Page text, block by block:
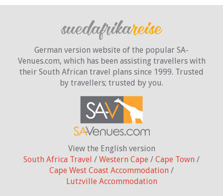
German version website of the popular SA-
Venues.com, which has been assisting travellers with
their South African travel plans since 1999. Trusted
by travellers; trusted by you.
View the English version
South Africa Travel / Western Cape / Cape Town /
Cape West Coast Accommodation /
Lutzville Accommodation